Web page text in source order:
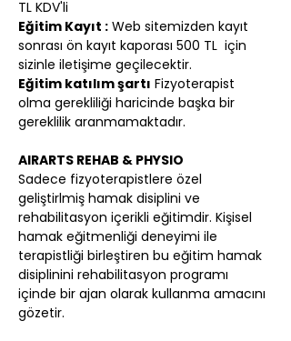
TL KDV'li
Eğitim Kayıt : Web sitemizden kayıt
sonrası ön kayıt kaporası 500 TL  için
sizinle iletişime geçilecektir.
Eğitim katılım şartı Fizyoterapist
olma gerekliliği haricinde başka bir
gereklilik aranmamaktadır.
AIRARTS REHAB & PHYSIO
Sadece fizyoterapistlere özel
geliştirlmiş hamak disiplini ve
rehabilitasyon içerikli eğitimdir. Kişisel
hamak eğitmenliği deneyimi ile
terapistliği birleştiren bu eğitim hamak
disiplinini rehabilitasyon programı
içinde bir ajan olarak kullanma amacını
gözetir.